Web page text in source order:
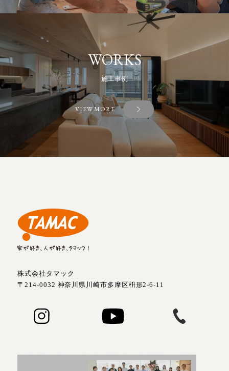
WORKS
施工事例
VIEW MORE
株式会社タマック
〒214-0032 神奈川県川崎市多摩区枡形2-6-11